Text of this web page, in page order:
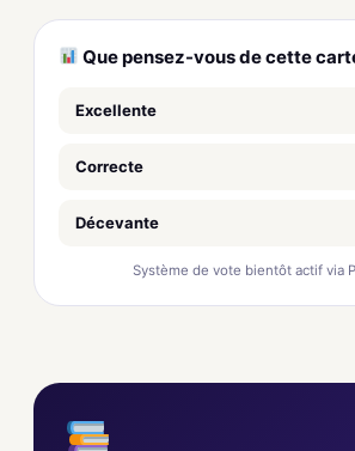
Que pensez-vous de cette
Excellente
Correcte
Décevante
Système de vote bientôt actif via